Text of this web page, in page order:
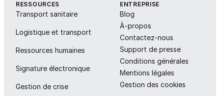
RESSOURCES
Transport sanitaire
Logistique et transport
Ressources humaines
Signature électronique
Gestion de crise
ENTREPRISE
Blog
À-propos
Contactez-nous
Support de presse
Conditions générales
Mentions légales
Gestion des cookies